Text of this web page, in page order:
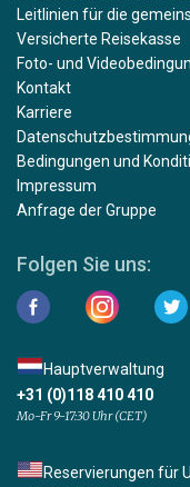
Leitlinien für die
Versicherte Reisekasse
Foto- und
Kontakt
Karriere
Bedingungen und
Impressum
Anfrage der Gruppe
Folgen Sie uns:
Hauptverwaltung
+31 (0)118 410 410
Mo-Fr 9-17:30 Uhr (CET)
Reservierungen für